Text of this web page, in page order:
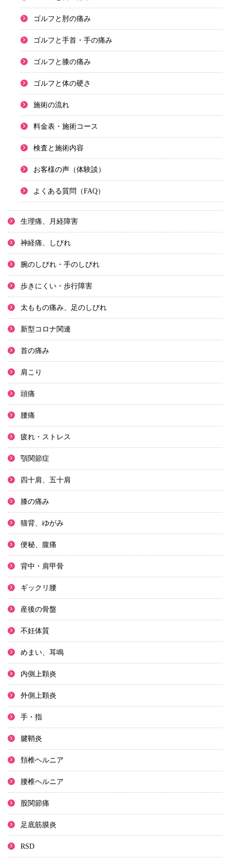
ゴルフと肘の痛み
ゴルフと手首・手の痛み
ゴルフと膝の痛み
ゴルフと体の硬さ
施術の流れ
料金表・施術コース
検査と施術内容
お客様の声（体験談）
よくある質問（FAQ）
生理痛、月経障害
神経痛、しびれ
腕のしびれ・手のしびれ
歩きにくい・歩行障害
太ももの痛み、足のしびれ
新型コロナ関連
首の痛み
肩こり
頭痛
腰痛
疲れ・ストレス
顎関節症
四十肩、五十肩
膝の痛み
猫背、ゆがみ
便秘、腹痛
背中・肩甲骨
ギックリ腰
産後の骨盤
不妊体質
めまい、耳鳴
内側上顆炎
外側上顆炎
手・指
腱鞘炎
頚椎ヘルニア
腰椎ヘルニア
股関節痛
足底筋膜炎
RSD